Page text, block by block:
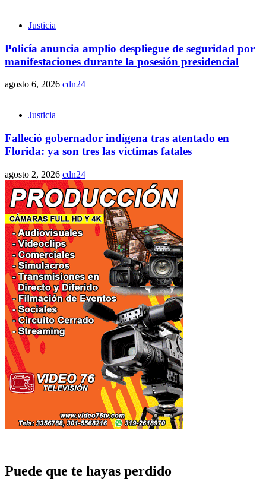
Justicia
Policía anuncia amplio despliegue de seguridad por
manifestaciones durante la posesión presidencial
agosto 6, 2026 cdn24
Justicia
Falleció gobernador indígena tras atentado en
Florida: ya son tres las víctimas fatales
agosto 2, 2026 cdn24
Puede que te hayas perdido